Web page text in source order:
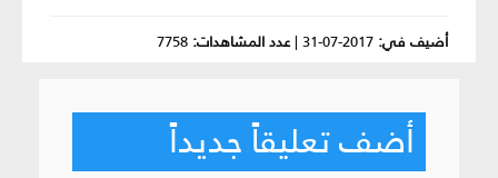
أضيف في: 2017-07-31
|عدد المشاهدات: 7758
أضف تعليقاً جديداً